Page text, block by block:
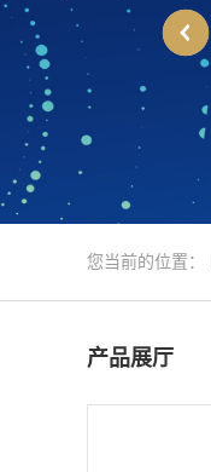
您当前的位置：
产品展厅